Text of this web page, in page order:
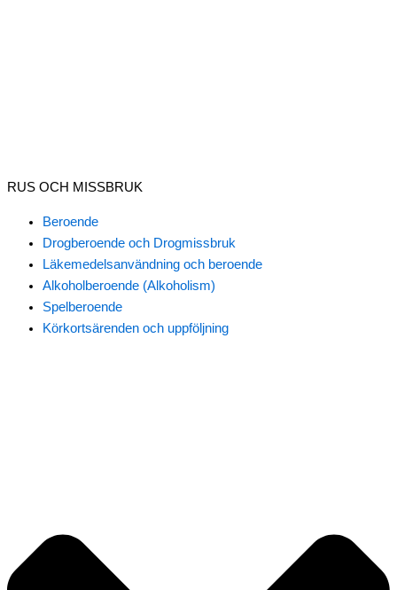
RUS OCH MISSBRUK
Beroende
Drogberoende och Drogmissbruk
Läkemedelsanvändning och beroende
Alkoholberoende (Alkoholism)
Spelberoende
Körkortsärenden och uppföljning